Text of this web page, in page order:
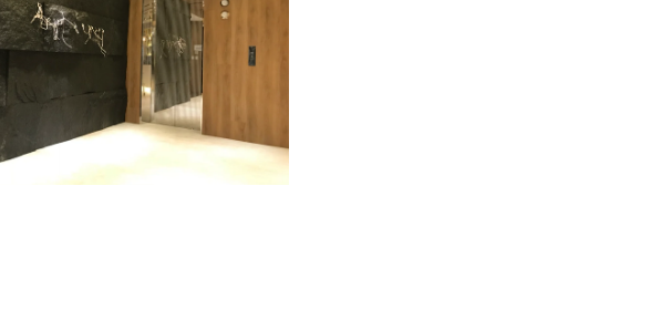
+中島
住宅 住宅
布魯克斯灰-TV牆面
+檯面+主浴檯面
安格拉珍珠-地坪
+檯面
住宅
黃金傳說~大門入口
牆面
商業空間
卡拉拉白~TV牆
住宅